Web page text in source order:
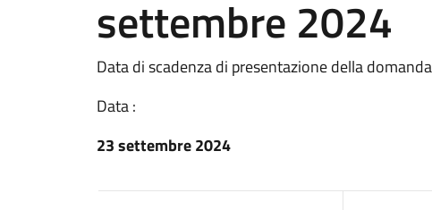
settembre 2024
Data di scadenza di presentazione della
Data :
23 settembre 2024